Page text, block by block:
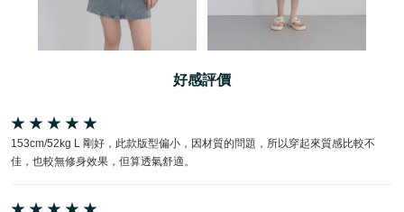
好感評價
153cm/52kg L 剛好，此款版型偏小，因材質的問題，所以穿起來質感比較不
佳，也較無修身效果，但算透氣舒適。